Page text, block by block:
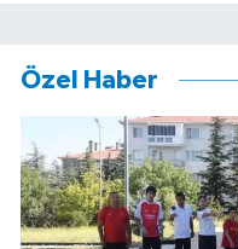
Özel Haber